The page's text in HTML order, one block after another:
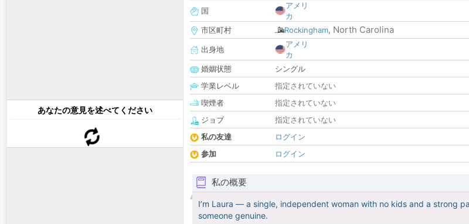
あなたの意見を述べてください
国
アメリ
カ
市区町村
Rockingham, North Carolina
出身地
アメリ
カ
婚姻状態
シングル
学業レベル
指定されていない
喫煙者
指定されていない
ジョブ
指定されていない
私の友達
ログイン
参加
ログイン
私の概要
I’m Laura — a single, independent woman with no kids and a strong
someone genuine.